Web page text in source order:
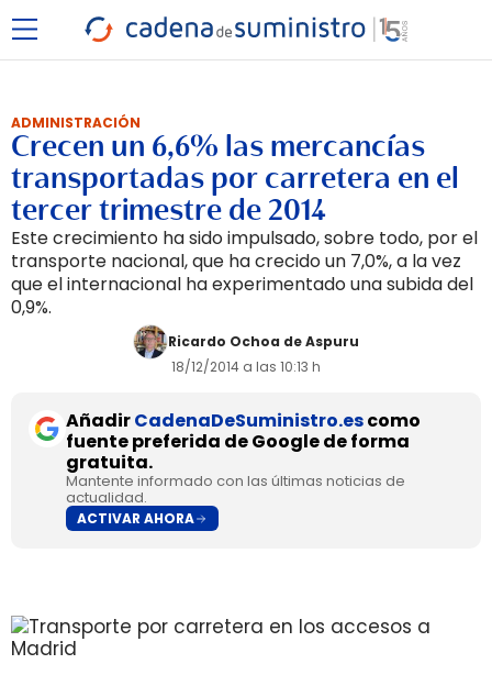
ADMINISTRACIÓN
Crecen un 6,6% las mercancías
transportadas por carretera en el
tercer trimestre de 2014
Este crecimiento ha sido impulsado, sobre todo, por el
transporte nacional, que ha crecido un 7,0%, a la vez
que el internacional ha experimentado una subida del
0,9%.
Ricardo Ochoa de Aspuru
18/12/2014 a las 10:13 h
AñadirCadenaDeSuministro.escomo
fuente preferida de Google de forma
gratuita.
Mantente informado con las últimas noticias de
actualidad.
ACTIVAR AHORA